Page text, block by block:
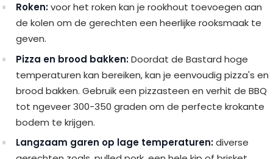
Roken:voor het roken kan je rookhout toevoegen aan
de kolen om de gerechten een heerlijke rooksmaak te
geven.
Pizza en brood bakken:Doordat de Bastard hoge
temperaturen kan bereiken, kan je eenvoudig pizza's en
brood bakken. Gebruik een pizzasteen en verhit de BBQ
tot ngeveer 300-350 graden om de perfecte krokante
bodem te krijgen.
Langzaam garen op lage temperaturen:diverse